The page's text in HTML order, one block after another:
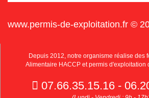
www.permis-de-exploitation.fr ©
Depuis 2012, notre organisme réalise des
Alimentaire HACCP et permis d'exploitation
07.66.35.15.16 -